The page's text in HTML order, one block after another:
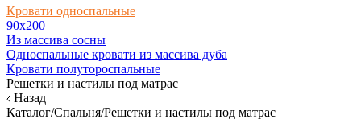
Кровати односпальные
90х200
Из массива сосны
Односпальные кровати из массива дуба
Кровати полутороспальные
Решетки и настилы под матрас
Назад
Каталог/Спальня/Решетки и настилы под матрас